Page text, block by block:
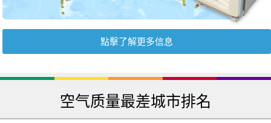
點擊了解更多信息
空气质量最差城市排名